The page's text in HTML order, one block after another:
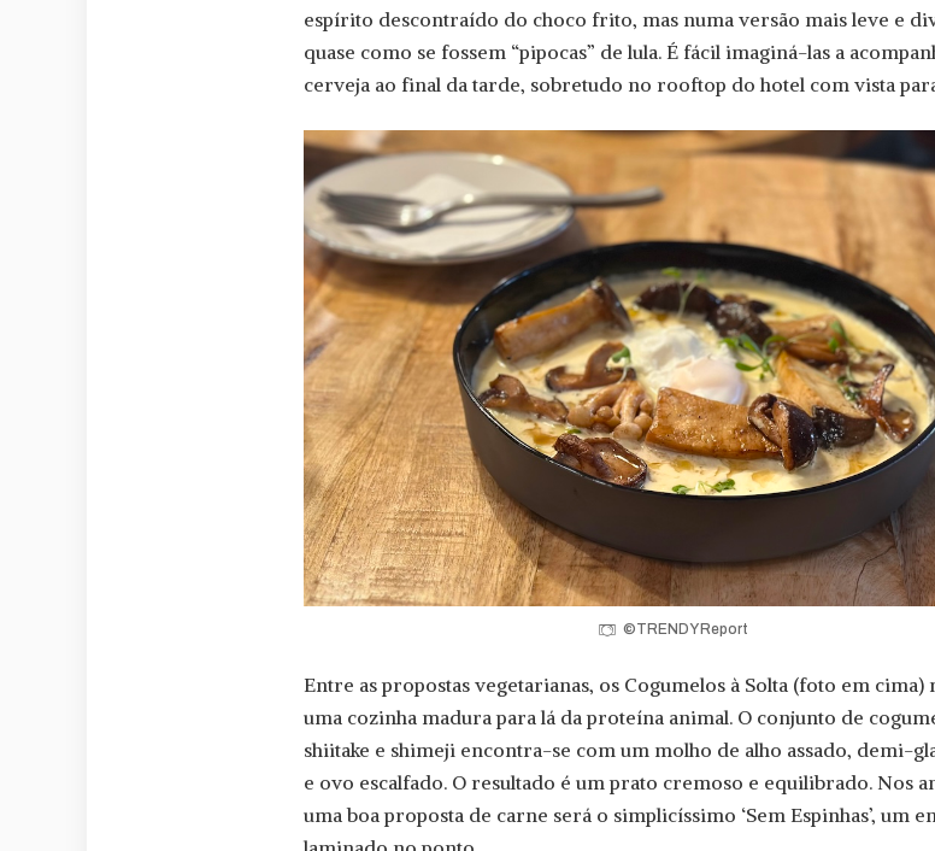
espírito descontraído do choco frito, mas numa versão mais leve e
quase como se fossem “pipocas” de lula. É fácil imaginá-las a
cerveja ao final da tarde, sobretudo no rooftop do hotel com vista
©TRENDY Report
Entre as propostas vegetarianas, os Cogumelos à Solta (foto em cima)
uma cozinha madura para lá da proteína animal. O conjunto de
shiitake e shimeji encontra-se com um molho de alho assado, demi-
e ovo escalfado. O resultado é um prato cremoso e equilibrado. Nos
uma boa proposta de carne será o simplicíssimo ‘Sem Espinhas’, um